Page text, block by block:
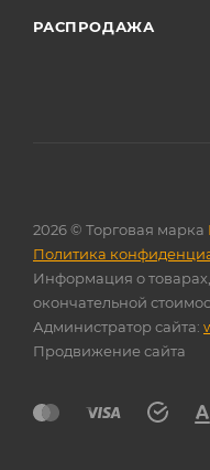
РАСПРОДАЖА
2026 © Торговая марка
Политика
Информация о
окончательной
Администратор сайта:
Продвижение сайта